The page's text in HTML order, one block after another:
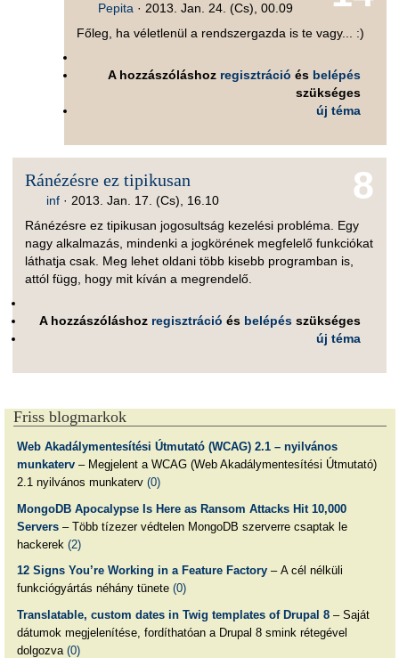
Pepita· 2013. Jan. 24. (Cs), 00.09
Főleg, ha véletlenül a rendszergazda is te vagy... :)
A hozzászóláshoz regisztráció és belépés
szükséges
új téma
8
Ránézésre ez tipikusan
inf ·2013. Jan. 17. (Cs), 16.10
Ránézésre ez tipikusan jogosultság kezelési probléma. Egy
nagy alkalmazás, mindenki a jogkörének megfelelő funkciókat
láthatja csak. Meg lehet oldani több kisebb programban is,
attól függ, hogy mit kíván a megrendelő.
A hozzászóláshoz regisztráció és belépés szükséges
új téma
Friss blogmarkok
Web Akadálymentesítési Útmutató (WCAG) 2.1 – nyilvános
munkaterv– Megjelent a WCAG (Web Akadálymentesítési Útmutató)
2.1 nyilvános munkaterv (0)
MongoDB Apocalypse Is Here as Ransom Attacks Hit 10,000
Servers– Több tízezer védtelen MongoDB szerverre csaptak le
hackerek (2)
12 Signs You’re Working in a Feature Factory– A cél nélküli
funkciógyártás néhány tünete (0)
Translatable, custom dates in Twig templates of Drupal 8– Saját
dátumok megjelenítése, fordíthatóan a Drupal 8 smink rétegével
dolgozva (0)